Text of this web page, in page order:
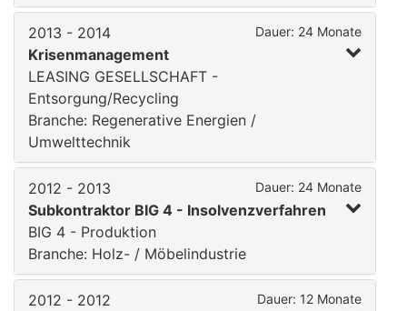
2013 - 2014 Dauer: 24 Monate
Krisenmanagement
LEASING GESELLSCHAFT -
Entsorgung/Recycling
Branche: Regenerative Energien /
Umwelttechnik
2012 - 2013 Dauer: 24 Monate
Subkontraktor BIG 4 - Insolvenzverfahren
BIG 4 - Produktion
Branche: Holz- / Möbelindustrie
2012 - 2012 Dauer: 12 Monate